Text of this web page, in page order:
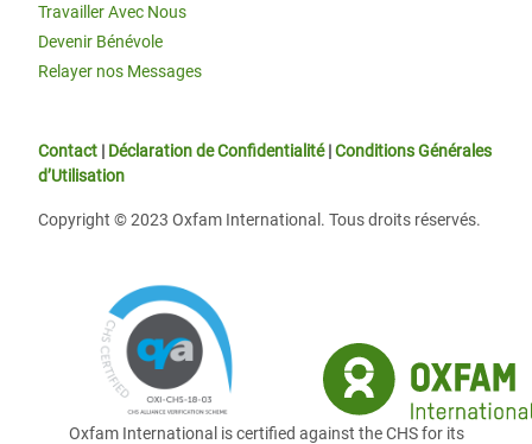
Travailler Avec Nous
Devenir Bénévole
Relayer nos Messages
Contact | Déclaration de Confidentialité|Conditions Générales
d’Utilisation
Copyright © 2023 Oxfam International. Tous droits réservés.
Oxfam International is certified against the CHS for its